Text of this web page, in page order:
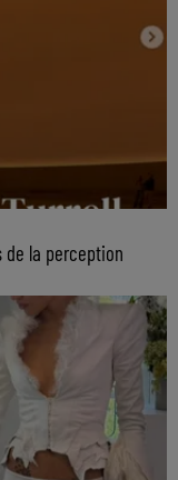
de la perception